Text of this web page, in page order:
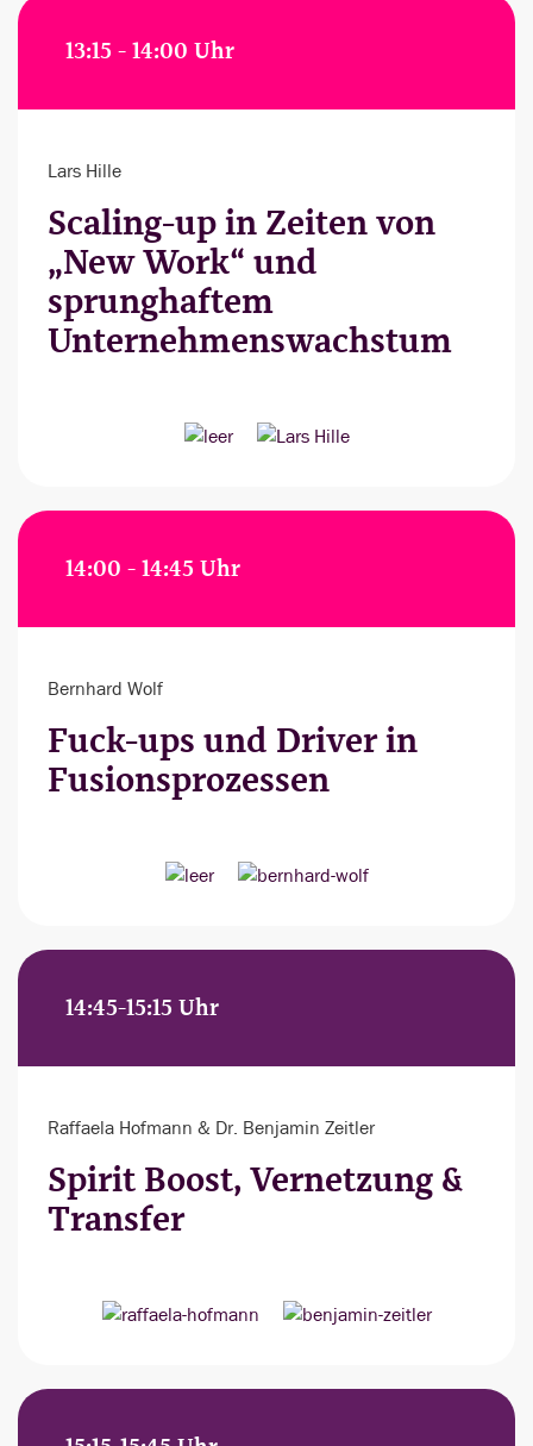
13:15 - 14:00 Uhr
Lars Hille
Scaling-up in Zeiten von
„New Work“ und
sprunghaftem
Unternehmenswachstum
14:00 - 14:45 Uhr
Bernhard Wolf
Fuck-ups und Driver in
Fusionsprozessen
14:45-15:15 Uhr
Raffaela Hofmann & Dr. Benjamin Zeitler
Spirit Boost, Vernetzung &
Transfer